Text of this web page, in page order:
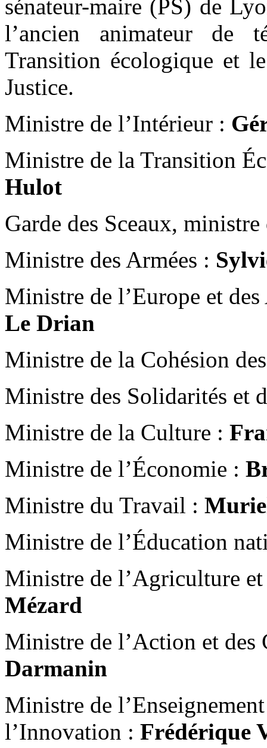
sénateur-maire (PS) de
l’ancien animateur de
Transition écologique et
Justice.
Ministre de l’Intérieur :
Ministre de la Transition
Hulot
Garde des Sceaux,
Ministre des Armées :
Ministre de l’Europe et
Le Drian
Ministre de la Cohésion
Ministre des Solidarités et
Ministre de la Culture :
Ministre de l’Économie :
Ministre du Travail :
Ministre de l’Éducation
Ministre de l’Agriculture
Mézard
Ministre de l’Action et
Darmanin
Ministre de
l’Innovation : Frédérique